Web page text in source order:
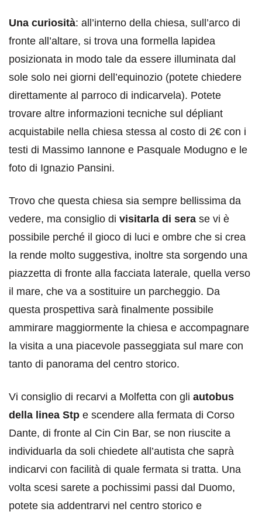
Una curiosità: all’interno della chiesa, sull’arco di
fronte all’altare, si trova una formella lapidea
posizionata in modo tale da essere illuminata dal
sole solo nei giorni dell’equinozio (potete chiedere
direttamente al parroco di indicarvela). Potete
trovare altre informazioni tecniche sul dépliant
acquistabile nella chiesa stessa al costo di 2€ con i
testi di Massimo Iannone e Pasquale Modugno e le
foto di Ignazio Pansini.
Trovo che questa chiesa sia sempre bellissima da
vedere, ma consiglio di visitarla di sera se vi è
possibile perché il gioco di luci e ombre che si crea
la rende molto suggestiva, inoltre sta sorgendo una
piazzetta di fronte alla facciata laterale, quella verso
il mare, che va a sostituire un parcheggio. Da
questa prospettiva sarà finalmente possibile
ammirare maggiormente la chiesa e accompagnare
la visita a una piacevole passeggiata sul mare con
tanto di panorama del centro storico.
Vi consiglio di recarvi a Molfetta con gli autobus
della linea Stp e scendere alla fermata di Corso
Dante, di fronte al Cin Cin Bar, se non riuscite a
individuarla da soli chiedete all’autista che saprà
indicarvi con facilità di quale fermata si tratta. Una
volta scesi sarete a pochissimi passi dal Duomo,
potete sia addentrarvi nel centro storico e